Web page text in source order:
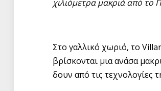
χιλιόμετρα μακριά από το
Στο γαλλικό χωριό, το
βρίσκονται μια ανάσα
δουν από τις τεχνολογίες